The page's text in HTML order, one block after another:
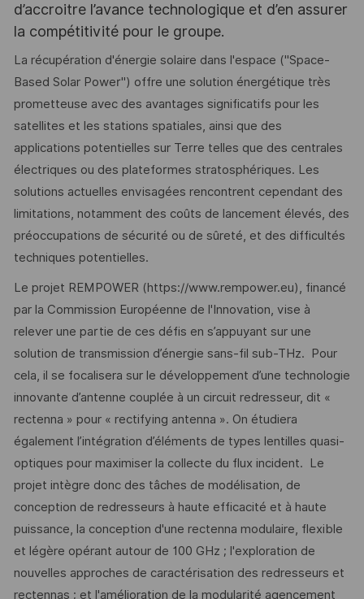
d’accroitre l’avance technologique et d’en assurer
la compétitivité pour le groupe.
La récupération d'énergie solaire dans l'espace ("Space-
Based Solar Power") offre une solution énergétique très
prometteuse avec des avantages significatifs pour les
satellites et les stations spatiales, ainsi que des
applications potentielles sur Terre telles que des centrales
électriques ou des plateformes stratosphériques. Les
solutions actuelles envisagées rencontrent cependant des
limitations, notamment des coûts de lancement élevés, des
préoccupations de sécurité ou de sûreté, et des difficultés
techniques potentielles.
Le projet REMPOWER (https://www.rempower.eu), financé
par la Commission Européenne de l'Innovation, vise à
relever une partie de ces défis en s’appuyant sur une
solution de transmission d’énergie sans-fil sub-THz. Pour
cela, il se focalisera sur le développement d’une technologie
innovante d’antenne couplée à un circuit redresseur, dit «
rectenna » pour « rectifying antenna ». On étudiera
également l’intégration d’éléments de types lentilles quasi-
optiques pour maximiser la collecte du flux incident. Le
projet intègre donc des tâches de modélisation, de
conception de redresseurs à haute efficacité et à haute
puissance, la conception d'une rectenna modulaire, flexible
et légère opérant autour de 100 GHz ; l'exploration de
nouvelles approches de caractérisation des redresseurs et
rectennas ; et l'amélioration de la modularité agencement